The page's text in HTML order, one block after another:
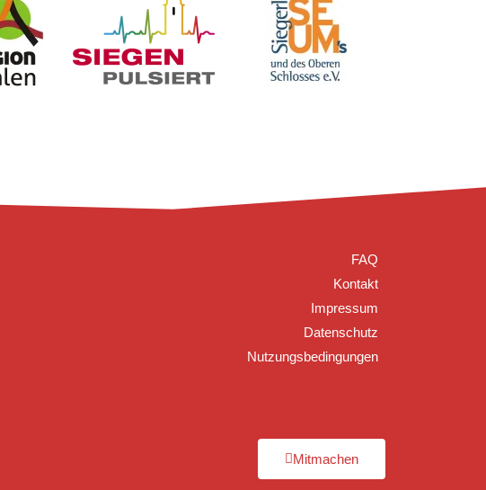
FAQ
Kontakt
Impressum
Datenschutz
Nutzungsbedingungen
Mitmachen